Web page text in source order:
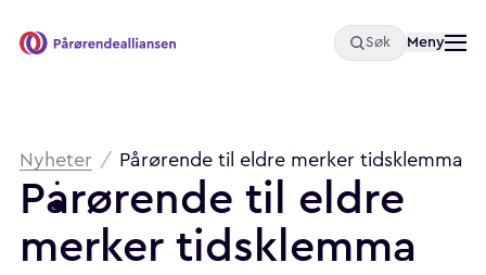
Pårørendealliansen Søk Åpne
Meny
Brødsmulesti
Nyheter / Pårørende til eldre merker tidsklemma
Pårørende til eldre
merkertidsklemma